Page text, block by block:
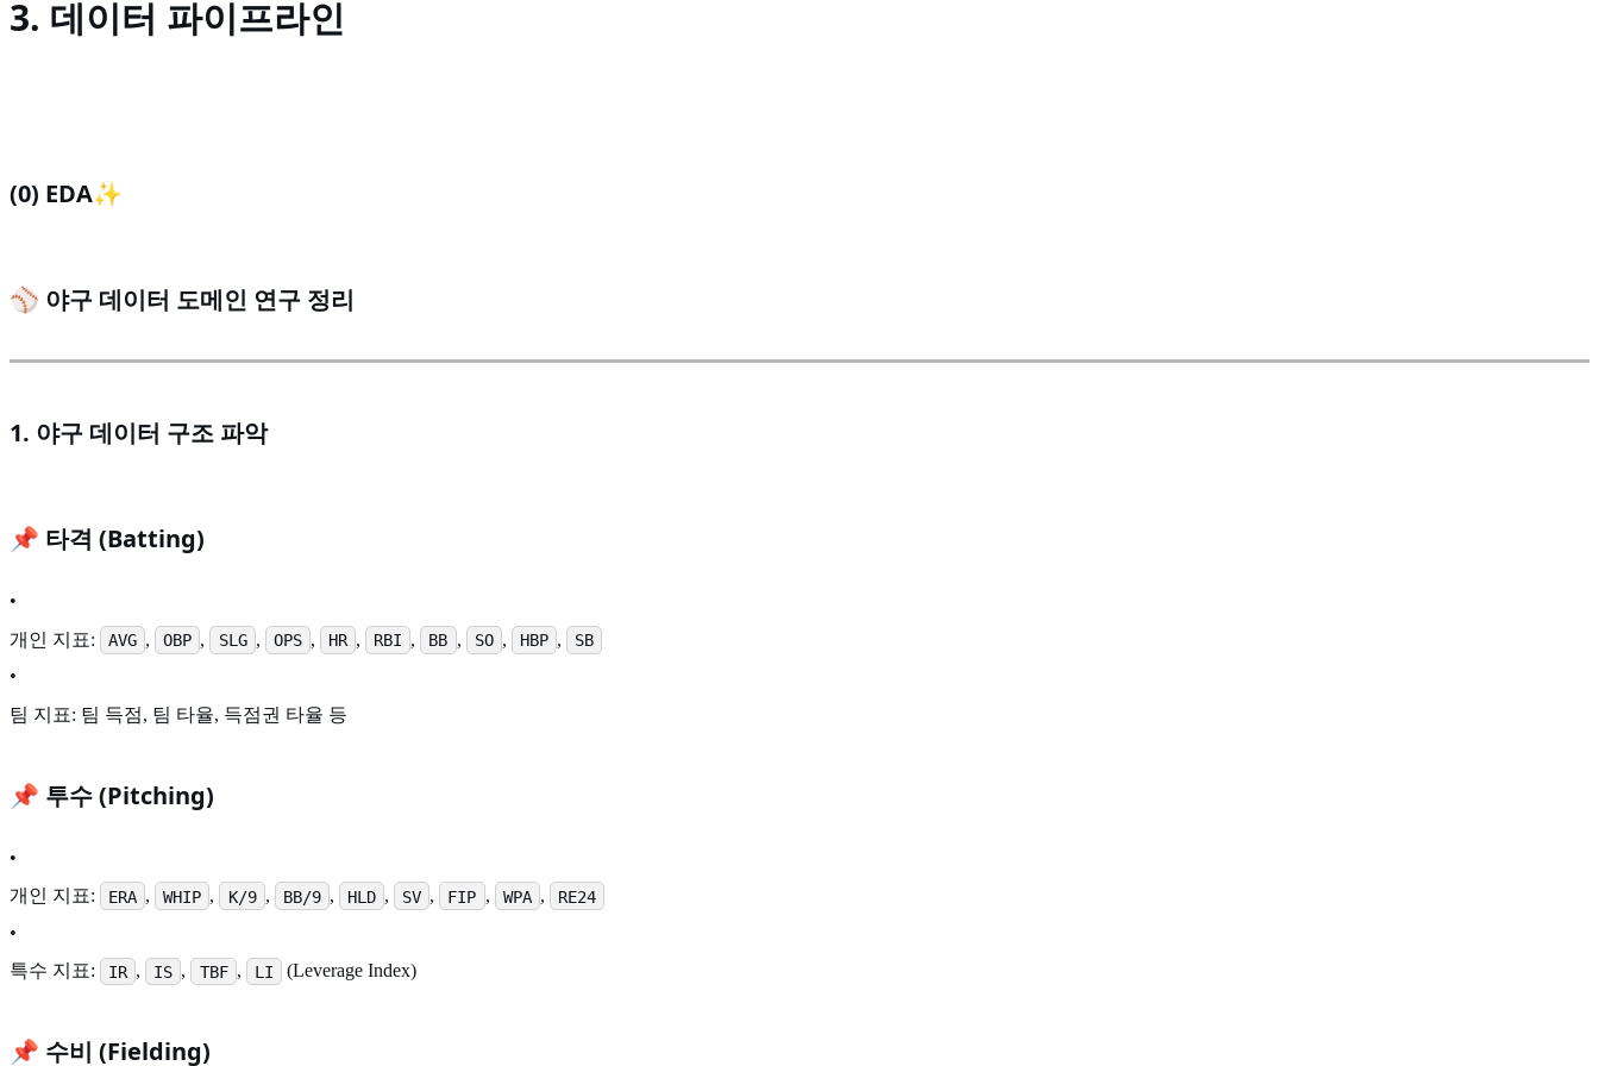
3. 데이터 파이프라인
(0) EDA✨
⚾ 야구 데이터 도메인 연구 정리
1. 야구 데이터 구조 파악
📌 타격 (Batting)
•
개인 지표:
AVG , OBP , SLG , OPS , HR , RBI , BB , SO , HBP , SB
•
팀 지표: 팀 득점, 팀 타율, 득점권 타율 등
📌 투수 (Pitching)
•
개인 지표:
ERA , WHIP , K/9 , BB/9 , HLD , SV , FIP , WPA , RE24
•
특수 지표:
IR , IS , TBF , LI (Leverage Index)
📌 수비 (Fielding)